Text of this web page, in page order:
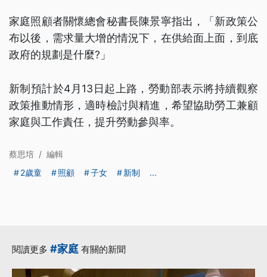
家庭照顧者關懷總會秘書長陳景寧指出，「新政策公
布以後，需求量大增的情況下，在供給面上面，到底
政府的規劃是什麼?」
新制預計於4月13日起上路，勞動部表示將持續觀察
政策推動情形，適時檢討與精進，希望協助勞工兼顧
家庭與工作責任，提升勞動參與率。
蔡思培 / 編輯
2歲童
照顧 子女 新制 ...
閱讀更多 #家庭 有關的新聞